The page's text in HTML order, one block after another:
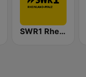
SWR1 Rheinland-Pfalz